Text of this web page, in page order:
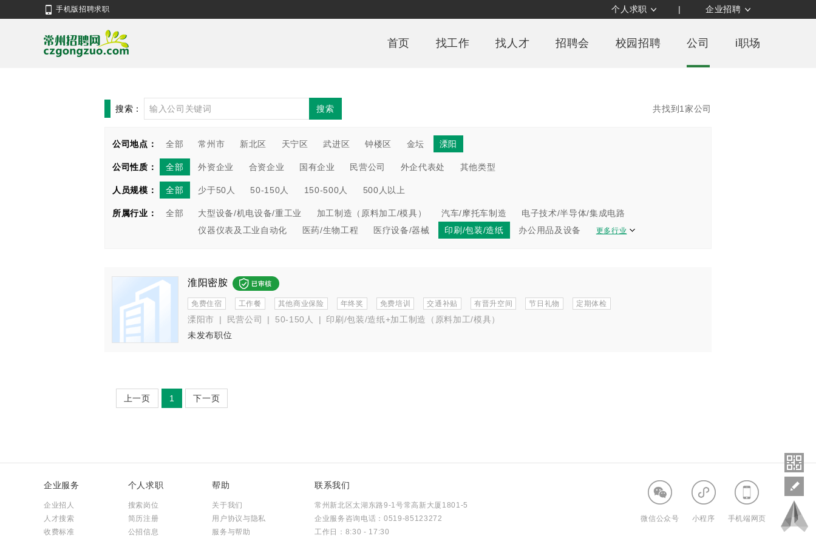
手机版招聘求职 个人求职 | 企业招聘
首页 找工作 找人才 招聘会 校园招聘 公司 i职场
搜索： 搜索 共找到1家公司
公司地点： 全部 常州市 新北区 天宁区 武进区 钟楼区 金坛 溧阳
公司性质： 全部 外资企业 合资企业 国有企业 民营公司 外企代表处 其他类型
人员规模： 全部 少于50人 50-150人 150-500人 500人以上
所属行业： 全部 大型设备/机电设备/重工业 加工制造（原料加工/模具） 汽车/摩托车制造
电子技术/半导体/集成电路
仪器仪表及工业自动化
医药/生物工程 医疗设备/器械 印刷/包装/造纸 办公用品及设备 更多行业
淮阳密胺
免费住宿 工作餐 其他商业保险 年终奖 免费培训 交通补贴 有晋升空间 节日礼物 定期体检
溧阳市 | 民营公司 | 50-150人 |
印刷/包装/造纸+加工制造（原料加工/模具）
未发布职位
上一页 1 下一页
企业服务
企业招人
人才搜索
收费标准
个人求职
搜索岗位
简历注册
公招信息
帮助
关于我们
用户协议与隐私
服务与帮助
联系我们
常州新北区太湖东路9-1号常高新大厦1801-5
企业服务咨询电话：0519-85123272
工作日：8:30 - 17:30
微信公众号 小程序 手机端网页